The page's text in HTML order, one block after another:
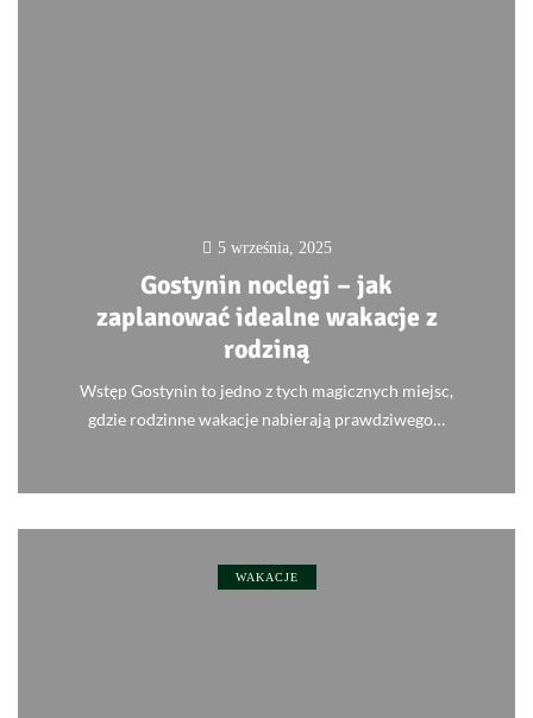
5 września, 2025
Gostynin noclegi – jak
zaplanować idealne wakacje z
rodziną
Wstęp Gostynin to jedno z tych magicznych miejsc,
gdzie rodzinne wakacje nabierają prawdziwego…
WAKACJE